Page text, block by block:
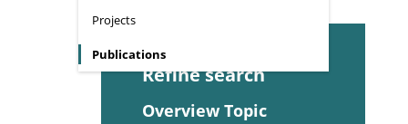
Projects
Publications
Refine search
Overview Topic